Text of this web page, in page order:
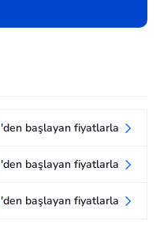
'den başlayan fiyatlarla
'den başlayan fiyatlarla
'den başlayan fiyatlarla